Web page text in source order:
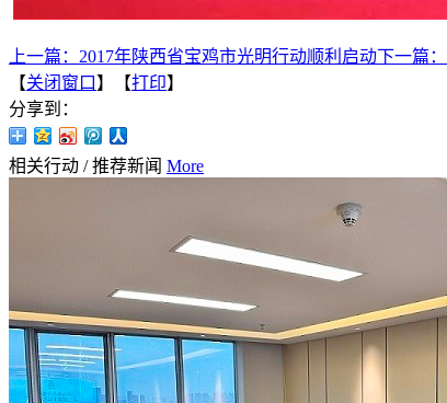
上一篇： 2017年陕西省宝鸡市光明行动顺利启动下一篇：
【关闭窗口 】【打印】
分享到：
相关行动 / 推荐新闻 More